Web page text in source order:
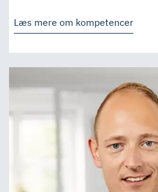
Læs mere om kompetencer